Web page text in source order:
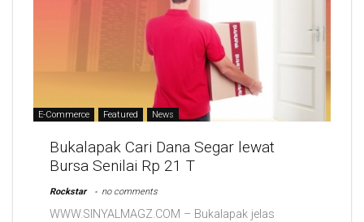
E-Commerce Featured News
Bukalapak Cari Dana Segar lewat
Bursa Senilai Rp 21 T
Rockstar no comments
WWW.SINYALMAGZ.COM – Bukalapak jelas